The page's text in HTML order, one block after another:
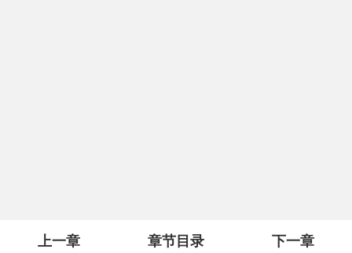
上一章 章节目录 下一章